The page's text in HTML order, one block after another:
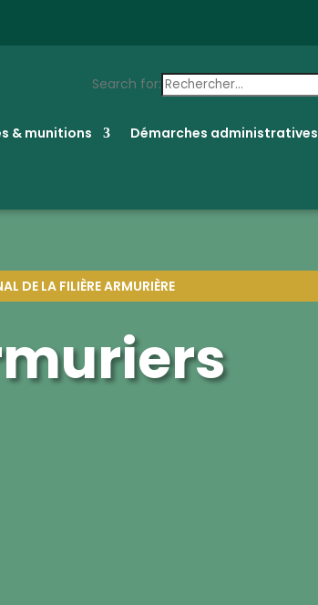
Search for:
& munitions Démarches administratives
DE LA FILIÈRE ARMURIÈRE